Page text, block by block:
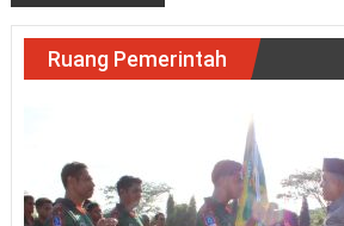
Ruang Pemerintah